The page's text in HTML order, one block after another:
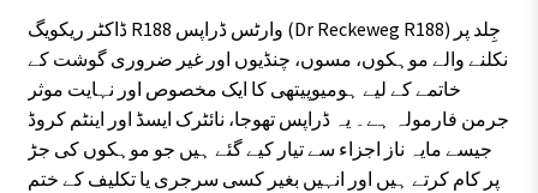
ڈاکٹر ریکویگ R188 وارٹس ڈراپس (Dr Reckeweg R188) جِلد پر
نکلنے والے موہکوں، مسوں، چنڈیوں اور غیر ضروری گوشت کے
خاتمے کے لیے ہومیوپیتھی کا ایک مخصوص اور نہایت موثر
جرمن فارمولہ ہے۔ یہ ڈراپس تھوجا، نائٹرک ایسڈ اور اینٹم کروڈ
جیسے مایہ ناز اجزاء سے تیار کیے گئے ہیں جو موہکوں کی جڑ
پر کام کرتے ہیں اور انہیں بغیر کسی سرجری یا تکلیف کے ختم